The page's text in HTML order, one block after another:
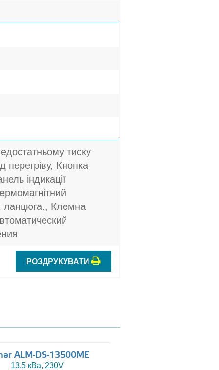
тиску
перегріву, Кнопка
індикації
ланцюга., Клемна
РОЗДРУКУВАТИ
ALM-DS-13500ME
13.5 кВа, 230V